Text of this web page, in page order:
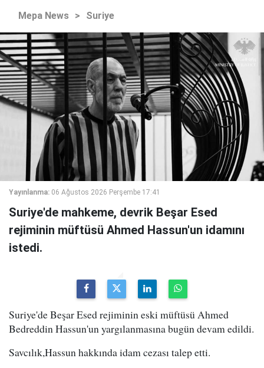
Mepa News > Suriye
Yayınlanma: 06 Ağustos 2026 Perşembe 17:41
Suriye'de mahkeme, devrik Beşar Esed
rejiminin müftüsü Ahmed Hassun'un idamını
istedi.
Suriye'de Beşar Esed rejiminin eski müftüsü Ahmed
Bedreddin Hassun'un yargılanmasına bugün devam edildi.
Savcılık,Hassun hakkında idam cezası talep etti.